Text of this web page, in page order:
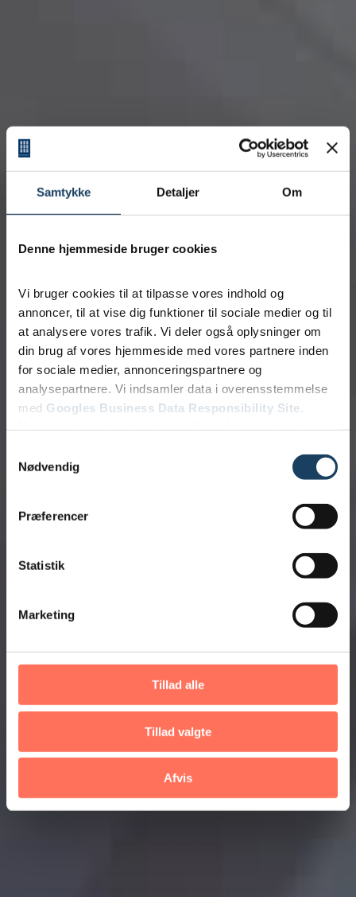
Samtykke Detaljer Om
Denne hjemmeside bruger cookies
Vi bruger cookies til at tilpasse vores indhold og
annoncer, til at vise dig funktioner til sociale medier og til
at analysere vores trafik. Vi deler også oplysninger om
din brug af vores hjemmeside med vores partnere inden
for sociale medier, annonceringspartnere og
analysepartnere. Vi indsamler data i overensstemmelse
med Googles Business Data Responsibility Site
fra din brug af deres tjenester.
Nødvendig
Præferencer
Statistik
Marketing
Tillad alle
Tillad valgte
Afvis